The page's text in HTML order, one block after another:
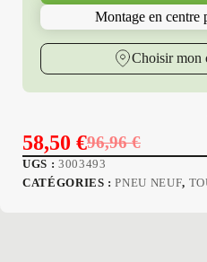
T15
RELIAXTOURING
Montage en centre
Choisir mon
96,96€
Le
prix
58,50 €Le
prix
UGS : 3003493
CATÉGORIES :PNEU NEUF,